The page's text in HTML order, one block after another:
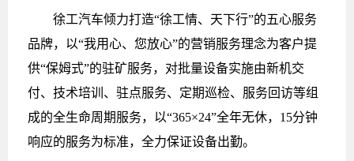
徐工汽车倾力打造“徐工情、天下行”的五心服务
品牌，以“我用心、您放心”的营销服务理念为客户提
供“保姆式”的驻矿服务，对批量设备实施由新机交
付、技术培训、驻点服务、定期巡检、服务回访等组
成的全生命周期服务，以“365×24”全年无休，15分钟
响应的服务为标准，全力保证设备出勤。